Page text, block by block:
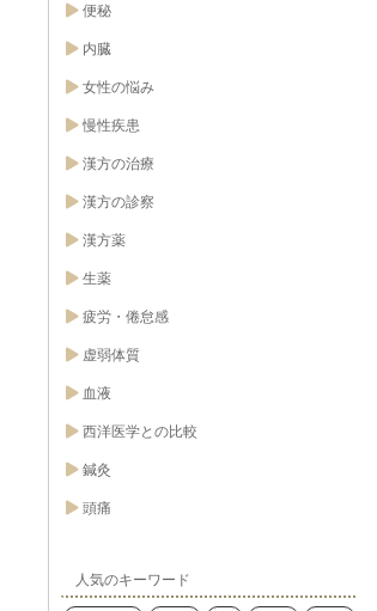
便秘
内臓
女性の悩み
慢性疾患
漢方の治療
漢方の診察
漢方薬
生薬
疲労・倦怠感
虚弱体質
血液
西洋医学との比較
鍼灸
頭痛
人気のキーワード